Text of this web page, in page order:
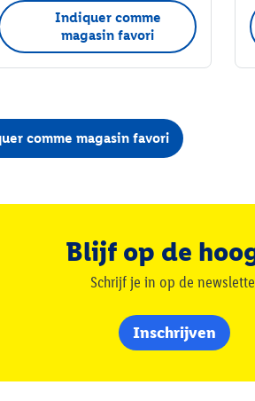
Indiquer comme
magasin favori
comme magasin favori
Blijf op de
Schrijf je in op de
Inschrijven